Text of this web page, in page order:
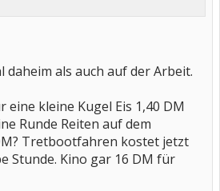
daheim als auch auf der Arbeit.
kleine Kugel Eis 1,40 DM
Runde Reiten auf dem
Tretbootfahren kostet jetzt
Stunde. Kino gar 16 DM für